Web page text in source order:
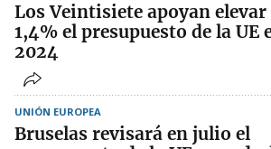
Los Veintisiete apoyan elevar
1,4% el presupuesto de la UE
2024
UNIÓN EUROPEA
Bruselas revisará en julio el